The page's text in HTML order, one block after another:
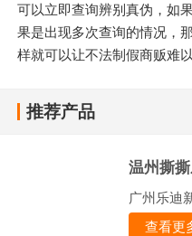
可以立即查询辨别真伪，如
果是出现多次查询的情况，
样就可以让不法制假商贩难
推荐产品
温州撕
广州乐迪
查看更